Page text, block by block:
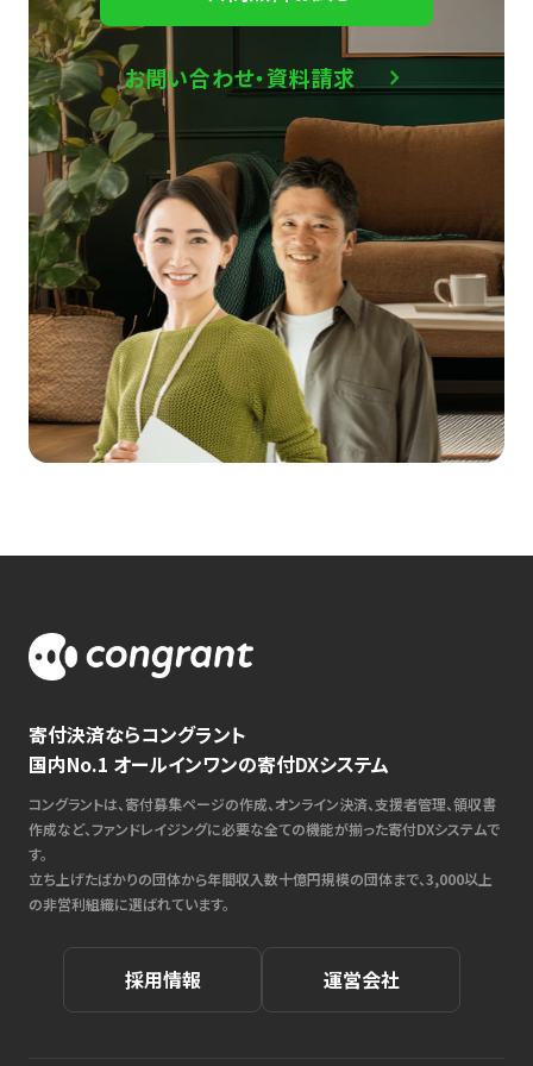
お問い合わせ・資料請求
寄付決済ならコングラント
国内No.1 オールインワンの寄付DXシステム
コングラントは、寄付募集ページの作成、オンライン決済、支援者管理、領収書
作成など、ファンドレイジングに必要な全ての機能が揃った寄付DXシステムで
す。
立ち上げたばかりの団体から年間収入数十億円規模の団体まで、3,000以上
の非営利組織に選ばれています。
採用情報 運営会社